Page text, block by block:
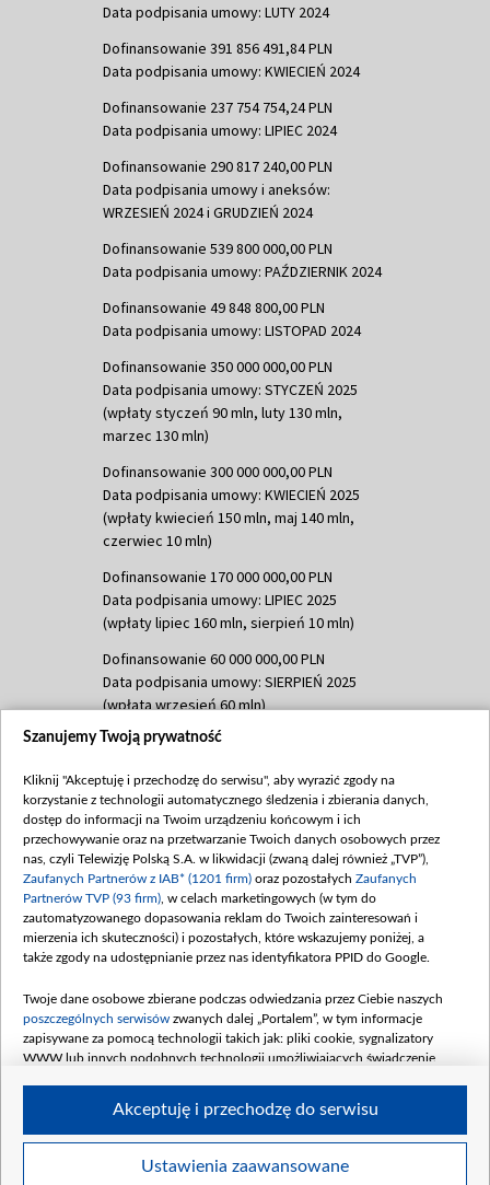
Data podpisania umowy: LUTY 2024
Dofinansowanie 391 856 491,84 PLN
Data podpisania umowy: KWIECIEŃ 2024
Dofinansowanie 237 754 754,24 PLN
Data podpisania umowy: LIPIEC 2024
Dofinansowanie 290 817 240,00 PLN
Data podpisania umowy i aneksów:
WRZESIEŃ 2024 i GRUDZIEŃ 2024
Dofinansowanie 539 800 000,00 PLN
Data podpisania umowy: PAŹDZIERNIK 2024
Dofinansowanie 49 848 800,00 PLN
Data podpisania umowy: LISTOPAD 2024
Dofinansowanie 350 000 000,00 PLN
Data podpisania umowy: STYCZEŃ 2025
(wpłaty styczeń 90 mln, luty 130 mln,
marzec 130 mln)
Dofinansowanie 300 000 000,00 PLN
Data podpisania umowy: KWIECIEŃ 2025
(wpłaty kwiecień 150 mln, maj 140 mln,
czerwiec 10 mln)
Dofinansowanie 170 000 000,00 PLN
Data podpisania umowy: LIPIEC 2025
(wpłaty lipiec 160 mln, sierpień 10 mln)
Dofinansowanie 60 000 000,00 PLN
Data podpisania umowy: SIERPIEŃ 2025
(wpłata wrzesień 60 mln)
Dofinansowanie 635 783 051,21 PLN
(wpłata wrzesień 100 mln, październik 350
mln, listopad 265 mln)
Dofinansowanie 48 862 000,00 PLN
Data podpisania umowy: GRUDZIEŃ 2025
(wpłata grudzień 60,548 mln)
Dofinansowanie 900 000 000,00 PLN
Data podpisania umowy: LUTY 2026 (wpłata
kwiecień 180 mln, 7 maja 180 mln, 8
czerwca 90 mln)
Dofinansowanie 250 000 000,00 PLN
4 sierpnia 250 mln
Szanujemy Twoją prywatność
Kliknij "Akceptuję i przechodzę do serwisu", aby wyrazić zgody na
korzystanie z technologii automatycznego śledzenia i zbierania danych,
dostęp do informacji na Twoim urządzeniu końcowym i ich
przechowywanie oraz na przetwarzanie Twoich danych osobowych przez
nas, czyli Telewizję Polską S.A. w likwidacji (zwaną dalej również „TVP”),
Zaufanych Partnerów z IAB* (1201 firm) oraz pozostałych Zaufanych
Partnerów TVP (93 firm) , w celach marketingowych (w tym do
zautomatyzowanego dopasowania reklam do Twoich zainteresowań i
mierzenia ich skuteczności) i pozostałych, które wskazujemy poniżej, a
także zgody na udostępnianie przez nas identyfikatora PPID do Google.
Twoje dane osobowe zbierane podczas odwiedzania przez Ciebie naszych
poszczególnych serwisów zwanych dalej „Portalem”, w tym informacje
zapisywane za pomocą technologii takich jak: pliki cookie, sygnalizatory
WWW lub innych podobnych technologii umożliwiających świadczenie
Twoje dane osobowe zbierane podczas odwiedzania przez Ciebie
Ustawienia zaawansowane
Akceptuję i przechodzę do serwisu